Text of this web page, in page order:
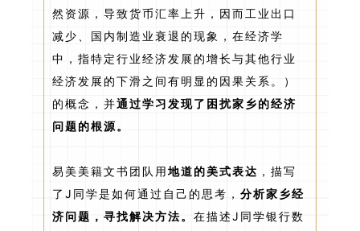
然资源，导致货币汇率上升，因而工业出口
减少、国内制造业衰退的现象，在经济学
中，指特定行业经济发展的增长与其他行业
经济发展的下滑之间有明显的因果关系。）
的概念，并通过学习发现了 困扰家乡的经济
问题的根源。
易美美籍文书团队用地道的美式表达 ，描写
了J同学是如何通过自己的思考， 分析家乡经
济问题，寻找解决方法。 在描述J同学银行数